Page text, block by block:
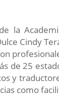
la
Cindy
de 25
y
como